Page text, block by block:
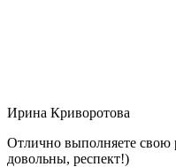
Ирина Криворотова
Отлично выполняете свою
довольны, респект!)